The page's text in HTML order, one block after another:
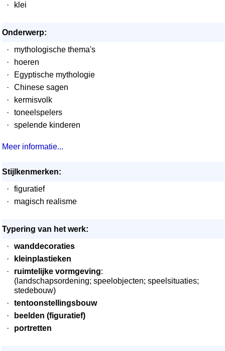
·
klei
Onderwerp:
·
mythologische thema's
·
hoeren
·
Egyptische mythologie
·
Chinese sagen
·
kermisvolk
·
toneelspelers
·
spelende kinderen
Meer informatie...
Stijlkenmerken:
·
figuratief
·
magisch realisme
Typering van het werk:
·
wanddecoraties
·
kleinplastieken
·
ruimtelijke vormgeving:
(landschapsordening; speelobjecten; speelsituaties;
stedebouw)
·
tentoonstellingsbouw
·
beelden (figuratief)
·
portretten